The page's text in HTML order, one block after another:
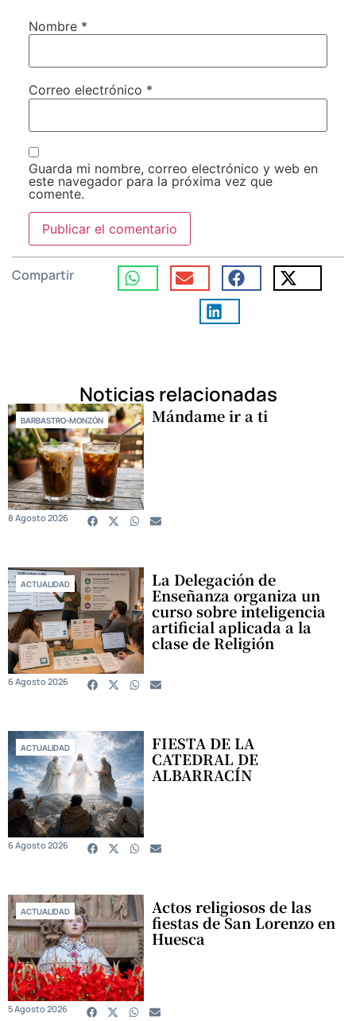
Nombre *
Correo electrónico *
Guarda mi nombre, correo electrónico y web en
este navegador para la próxima vez que
comente.
Compartir
Noticias relacionadas
BARBASTRO-MONZÓN Mándame ir a ti
8 Agosto 2026
ACTUALIDAD La Delegación de
Enseñanza organiza un
curso sobre inteligencia
artificial aplicada a la
clase de Religión
6 Agosto 2026
ACTUALIDAD FIESTA DE LA
CATEDRAL DE
ALBARRACÍN
6 Agosto 2026
ACTUALIDAD Actos religiosos de las
fiestas de San Lorenzo en
Huesca
5 Agosto 2026